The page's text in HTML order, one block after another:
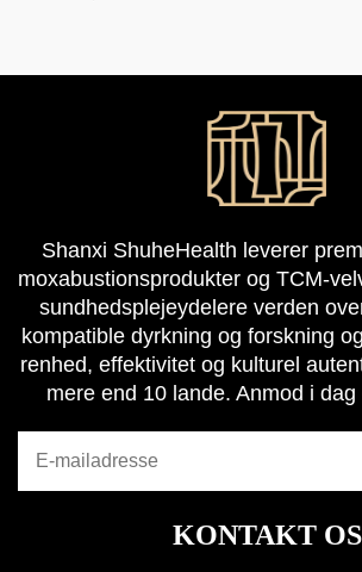
Shanxi ShuheHealth leverer
moxabustionsprodukter og TCM-
sundhedsplejeydelere verden
kompatible dyrkning og forskning
renhed, effektivitet og kulturel
mere end 10 lande. Anmod i
KONTAKT OS